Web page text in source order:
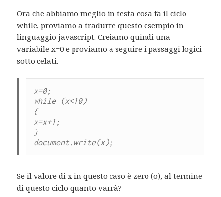
Ora che abbiamo meglio in testa cosa fa il ciclo
while, proviamo a tradurre questo esempio in
linguaggio javascript. Creiamo quindi una
variabile x=0 e proviamo a seguire i passaggi logici
sotto celati.
x=0;
while (x<10)
{
x=x+1;
}
document.write(x);
Se il valore di x in questo caso è zero (o), al termine
di questo ciclo quanto varrà?